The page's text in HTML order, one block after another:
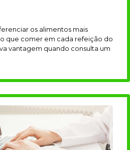
os alimentos mais
que comer em cada refeição do
vantagem quando consulta um